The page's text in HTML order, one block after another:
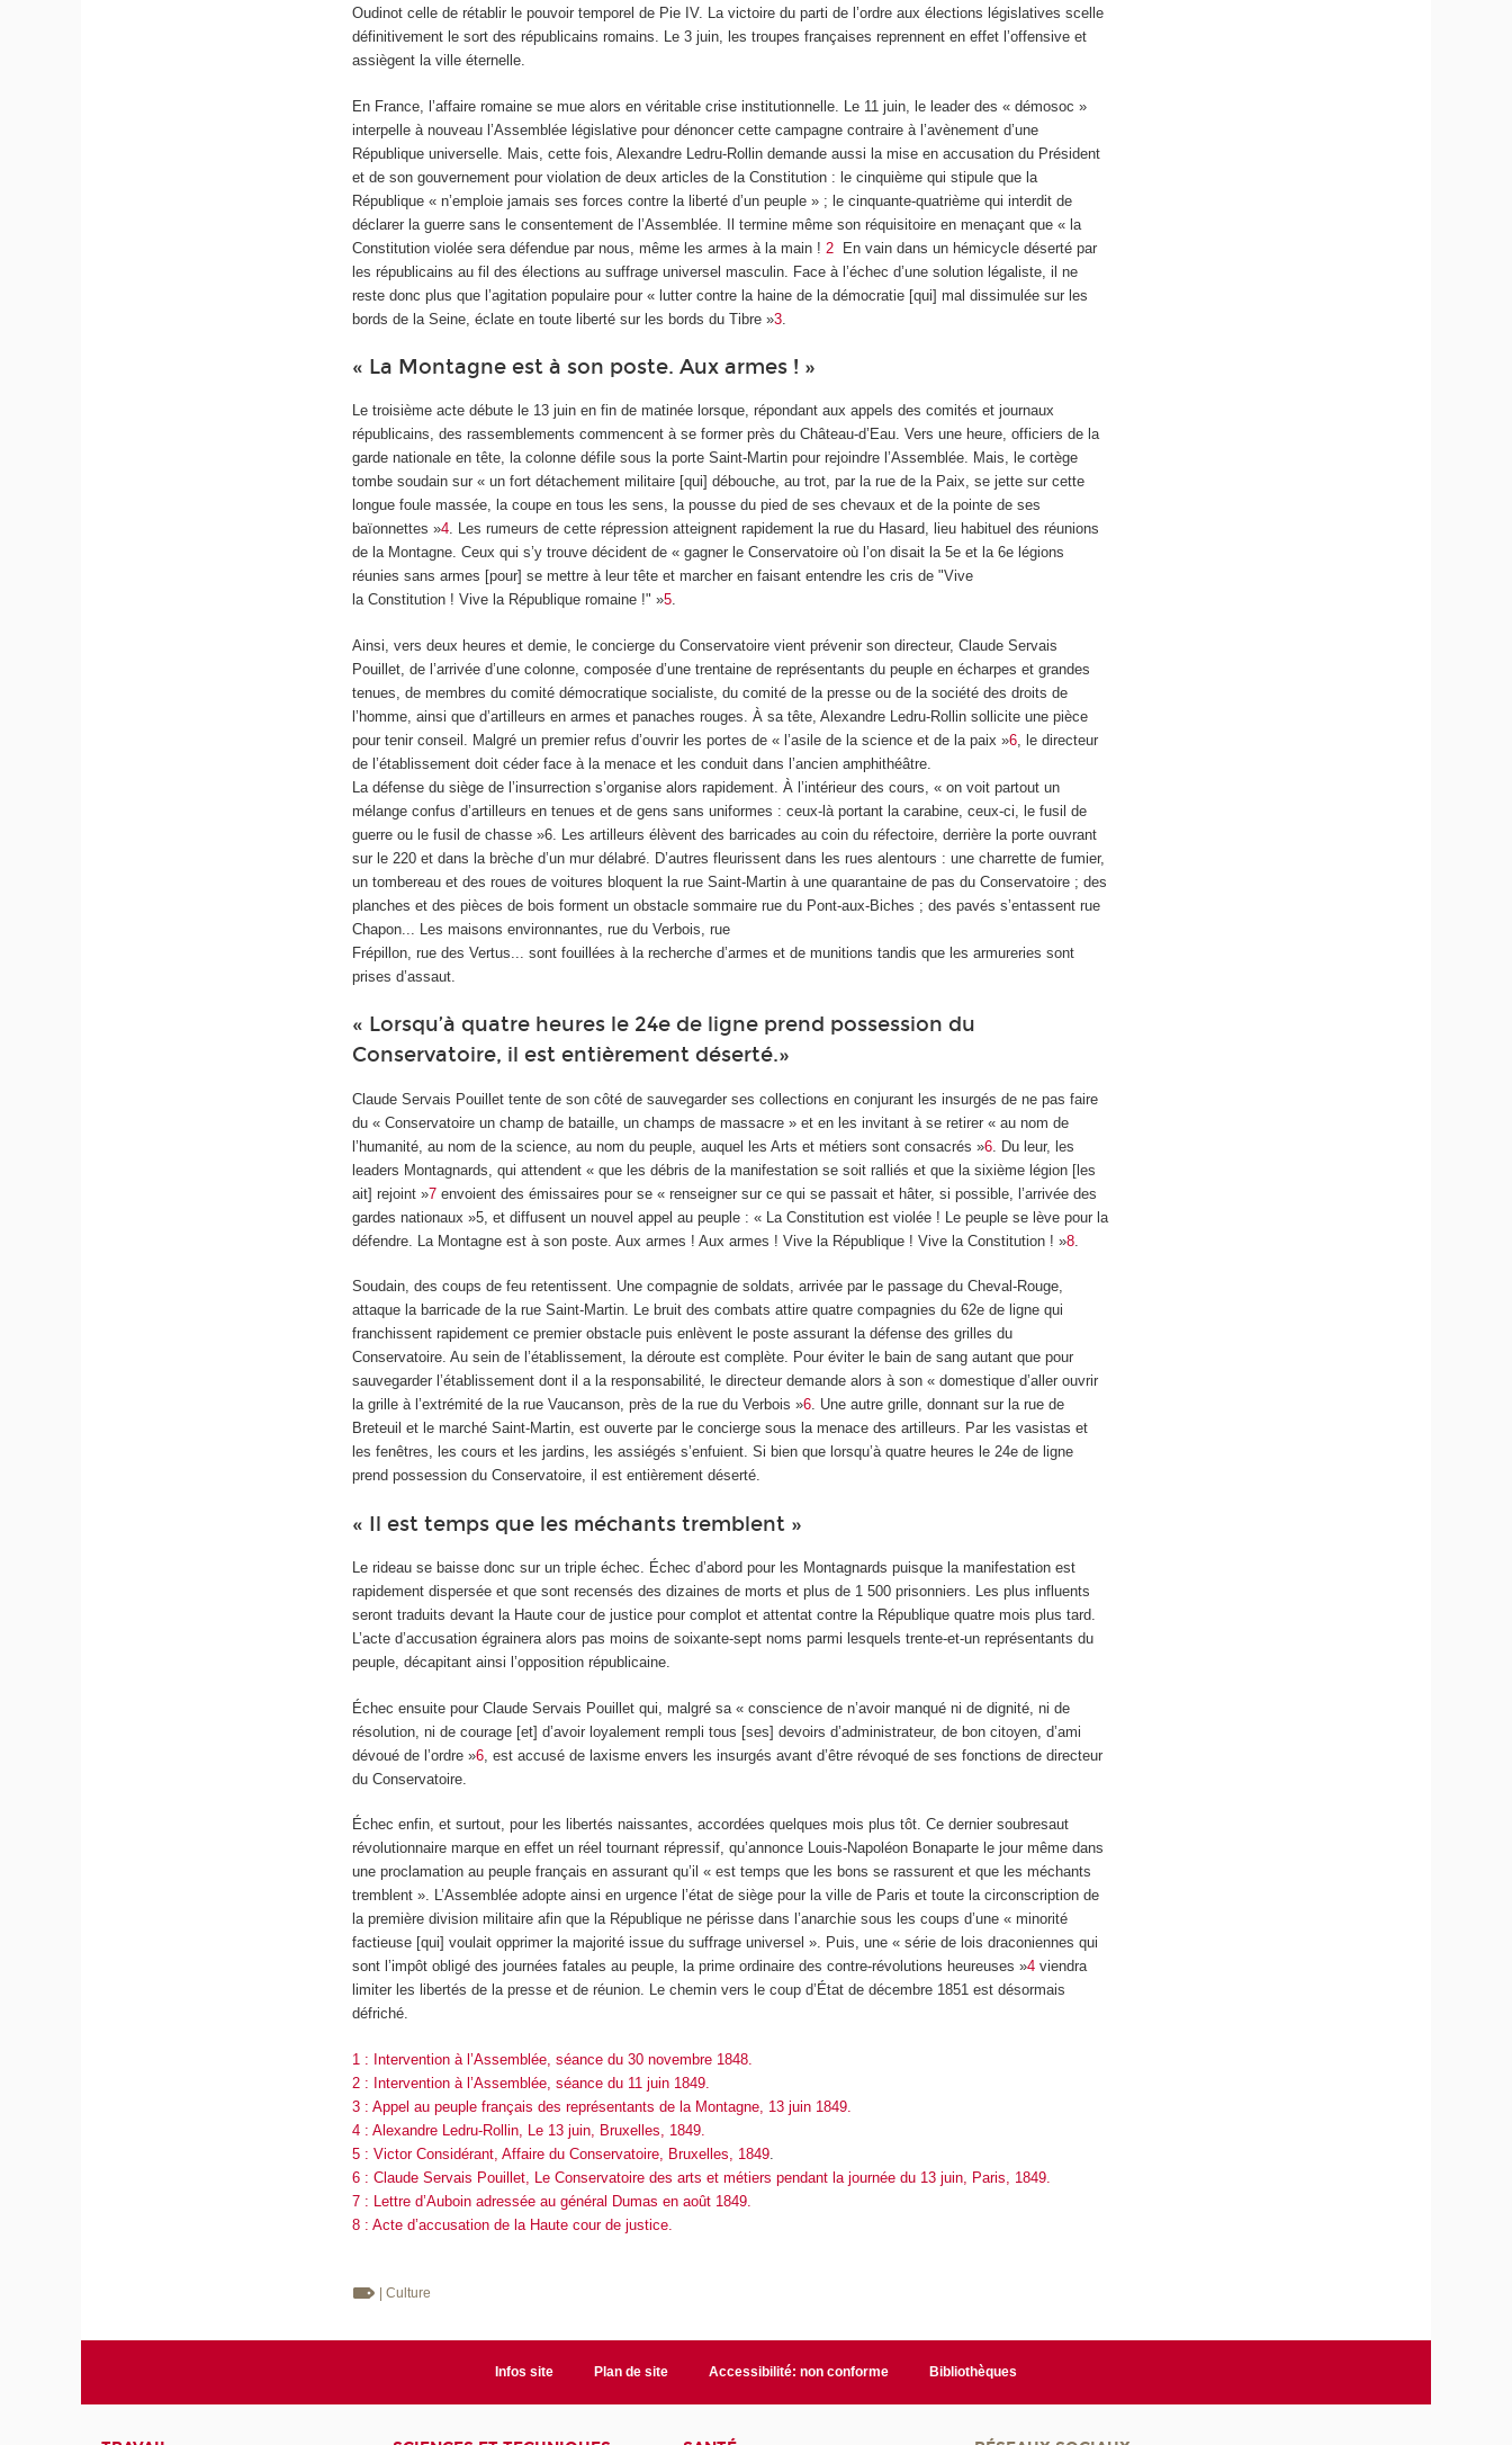
Oudinot celle de rétablir le pouvoir temporel de Pie IV. La victoire du parti de l’ordre aux élections législatives scelle
définitivement le sort des républicains romains. Le 3 juin, les troupes françaises reprennent en effet l’offensive et
assiègent la ville éternelle.
En France, l’affaire romaine se mue alors en véritable crise institutionnelle. Le 11 juin, le leader des « démosoc »
interpelle à nouveau l’Assemblée législative pour dénoncer cette campagne contraire à l’avènement d’une
République universelle. Mais, cette fois, Alexandre Ledru-Rollin demande aussi la mise en accusation du Président
et de son gouvernement pour violation de deux articles de la Constitution : le cinquième qui stipule que la
République « n’emploie jamais ses forces contre la liberté d’un peuple » ; le cinquante-quatrième qui interdit de
déclarer la guerre sans le consentement de l’Assemblée. Il termine même son réquisitoire en menaçant que « la
Constitution violée sera défendue par nous, même les armes à la main ! 2 En vain dans un hémicycle déserté par
les républicains au fil des élections au suffrage universel masculin. Face à l’échec d’une solution légaliste, il ne
reste donc plus que l’agitation populaire pour « lutter contre la haine de la démocratie [qui] mal dissimulée sur les
bords de la Seine, éclate en toute liberté sur les bords du Tibre »3
« La Montagne est à son poste. Aux armes ! »
Le troisième acte débute le 13 juin en fin de matinée lorsque, répondant aux appels des comités et journaux
républicains, des rassemblements commencent à se former près du Château-d’Eau. Vers une heure, officiers de la
garde nationale en tête, la colonne défile sous la porte Saint-Martin pour rejoindre l’Assemblée. Mais, le cortège
tombe soudain sur « un fort détachement militaire [qui] débouche, au trot, par la rue de la Paix, se jette sur cette
longue foule massée, la coupe en tous les sens, la pousse du pied de ses chevaux et de la pointe de ses
baïonnettes »4. Les rumeurs de cette répression atteignent rapidement la rue du Hasard, lieu habituel des réunions
de la Montagne. Ceux qui s’y trouve décident de « gagner le Conservatoire où l’on disait la 5e et la 6e légions
réunies sans armes [pour] se mettre à leur tête et marcher en faisant entendre les cris de "Vive
la Constitution ! Vive la République romaine !" »5.
Ainsi, vers deux heures et demie, le concierge du Conservatoire vient prévenir son directeur, Claude Servais
Pouillet, de l’arrivée d’une colonne, composée d’une trentaine de représentants du peuple en écharpes et grandes
tenues, de membres du comité démocratique socialiste, du comité de la presse ou de la société des droits de
l’homme, ainsi que d’artilleurs en armes et panaches rouges. À sa tête, Alexandre Ledru-Rollin sollicite une pièce
pour tenir conseil. Malgré un premier refus d’ouvrir les portes de « l’asile de la science et de la paix »6 , le directeur
de l’établissement doit céder face à la menace et les conduit dans l’ancien amphithéâtre.
La défense du siège de l’insurrection s’organise alors rapidement. À l’intérieur des cours, « on voit partout un
mélange confus d’artilleurs en tenues et de gens sans uniformes : ceux-là portant la carabine, ceux-ci, le fusil de
guerre ou le fusil de chasse »6 . Les artilleurs élèvent des barricades au coin du réfectoire, derrière la porte ouvrant
sur le 220 et dans la brèche d’un mur délabré. D’autres fleurissent dans les rues alentours : une charrette de fumier,
un tombereau et des roues de voitures bloquent la rue Saint-Martin à une quarantaine de pas du Conservatoire ; des
planches et des pièces de bois forment un obstacle sommaire rue du Pont-aux-Biches ; des pavés s’entassent rue
Chapon... Les maisons environnantes, rue du Verbois, rue
Frépillon, rue des Vertus... sont fouillées à la recherche d’armes et de munitions tandis que les armureries sont
prises d’assaut.
« Lorsqu’à quatre heures le 24e de ligne prend possession du
Conservatoire, il est entièrement déserté.»
Claude Servais Pouillet tente de son côté de sauvegarder ses collections en conjurant les insurgés de ne pas faire
du « Conservatoire un champ de bataille, un champs de massacre » et en les invitant à se retirer « au nom de
l’humanité, au nom de la science, au nom du peuple, auquel les Arts et métiers sont consacrés »6 . Du leur, les
leaders Montagnards, qui attendent « que les débris de la manifestation se soit ralliés et que la sixième légion [les
ait] rejoint »7 envoient des émissaires pour se « renseigner sur ce qui se passait et hâter, si possible, l’arrivée des
gardes nationaux »5 , et diffusent un nouvel appel au peuple : « La Constitution est violée ! Le peuple se lève pour la
défendre. La Montagne est à son poste. Aux armes ! Aux armes ! Vive la République ! Vive la Constitution ! »8
Soudain, des coups de feu retentissent. Une compagnie de soldats, arrivée par le passage du Cheval-Rouge,
attaque la barricade de la rue Saint-Martin. Le bruit des combats attire quatre compagnies du 62e de ligne qui
franchissent rapidement ce premier obstacle puis enlèvent le poste assurant la défense des grilles du
Conservatoire. Au sein de l’établissement, la déroute est complète. Pour éviter le bain de sang autant que pour
sauvegarder l’établissement dont il a la responsabilité, le directeur demande alors à son « domestique d’aller ouvrir
la grille à l’extrémité de la rue Vaucanson, près de la rue du Verbois »6. Une autre grille, donnant sur la rue de
Breteuil et le marché Saint-Martin, est ouverte par le concierge sous la menace des artilleurs. Par les vasistas et
les fenêtres, les cours et les jardins, les assiégés s’enfuient. Si bien que lorsqu’à quatre heures le 24e de ligne
prend possession du Conservatoire, il est entièrement déserté.
« Il est temps que les méchants tremblent »
Le rideau se baisse donc sur un triple échec. Échec d’abord pour les Montagnards puisque la manifestation est
rapidement dispersée et que sont recensés des dizaines de morts et plus de 1 500 prisonniers. Les plus influents
seront traduits devant la Haute cour de justice pour complot et attentat contre la République quatre mois plus tard.
L’acte d’accusation égrainera alors pas moins de soixante-sept noms parmi lesquels trente-et-un représentants du
peuple, décapitant ainsi l’opposition républicaine.
Échec ensuite pour Claude Servais Pouillet qui, malgré sa « conscience de n’avoir manqué ni de dignité, ni de
résolution, ni de courage [et] d’avoir loyalement rempli tous [ses] devoirs d’administrateur, de bon citoyen, d’ami
dévoué de l’ordre »6 , est accusé de laxisme envers les insurgés avant d’être révoqué de ses fonctions de directeur
du Conservatoire.
Échec enfin, et surtout, pour les libertés naissantes, accordées quelques mois plus tôt. Ce dernier soubresaut
révolutionnaire marque en effet un réel tournant répressif, qu’annonce Louis-Napoléon Bonaparte le jour même dans
une proclamation au peuple français en assurant qu’il « est temps que les bons se rassurent et que les méchants
tremblent ». L’Assemblée adopte ainsi en urgence l’état de siège pour la ville de Paris et toute la circonscription de
la première division militaire afin que la République ne périsse dans l’anarchie sous les coups d’une « minorité
factieuse [qui] voulait opprimer la majorité issue du suffrage universel ». Puis, une « série de lois draconiennes qui
sont l’impôt obligé des journées fatales au peuple, la prime ordinaire des contre-révolutions heureuses »4 viendra
limiter les libertés de la presse et de réunion. Le chemin vers le coup d’État de décembre 1851 est désormais
défriché.
1 : Intervention à l’Assemblée, séance du 30 novembre 1848.
2 : Intervention à l’Assemblée, séance du 11 juin 1849.
3 : Appel au peuple français des représentants de la Montagne, 13 juin 1849.
4 : Alexandre Ledru-Rollin, Le 13 juin, Bruxelles, 1849.
5 : Victor Considérant, Affaire du Conservatoire, Bruxelles, 1849
6 : Claude Servais Pouillet, Le Conservatoire des arts et métiers pendant la journée du 13 juin, Paris, 1849.
7 : Lettre d’Auboin adressée au général Dumas en août 1849.
8 : Acte d’accusation de la Haute cour de justice.
| Culture
Infos site Plan de site Accessibilité: non conforme Bibliothèques